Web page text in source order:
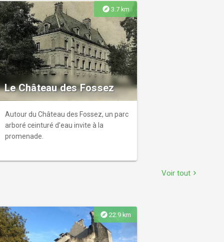
l'architecture du XIème au XIXème
siècle.
explore 3.7 km
Le Château des Fossez
Autour du Château des Fossez, un parc
arboré ceinturé d’eau invite à la
promenade.
Voir tout chevron_right
explore 22.9 km